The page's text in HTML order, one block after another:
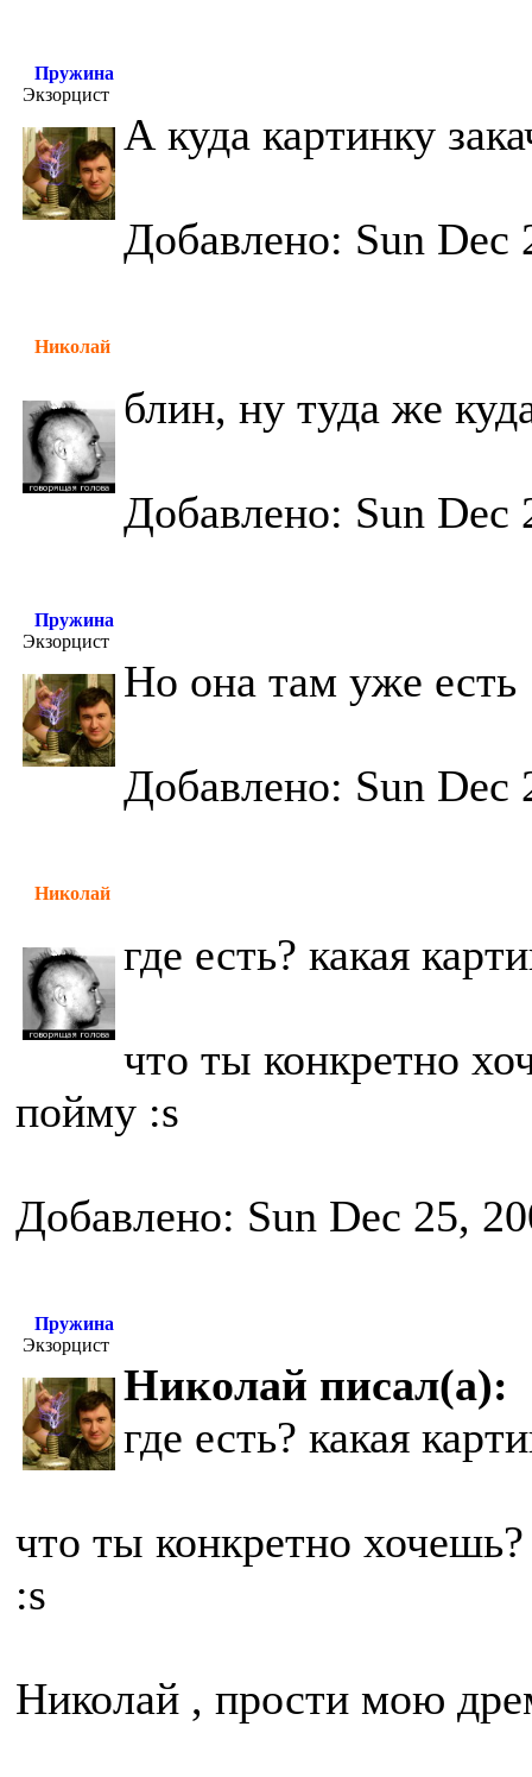
Пружина
Экзорцист
А куда картинку
Добавлено: Sun Dec
Николай
блин, ну туда же
Добавлено: Sun Dec
Пружина
Экзорцист
Но она там уже есть
Добавлено: Sun Dec
Николай
где есть? какая
что ты конкретно
пойму :s
Добавлено: Sun Dec 25,
Пружина
Экзорцист
Николай писал(а):
где есть? какая
что ты конкретно
:s
Николай , прости мою